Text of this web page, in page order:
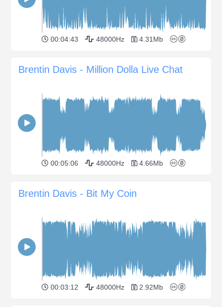
00:04:43 48000Hz 4.31Mb
Brentin Davis - Million Dolla Live Chat
00:05:06 48000Hz 4.66Mb
Brentin Davis - Bit My Coin
00:03:12 48000Hz 2.92Mb